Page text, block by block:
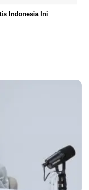
Indonesia Ini